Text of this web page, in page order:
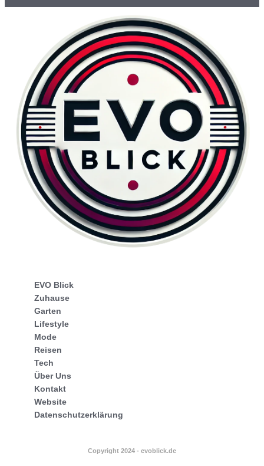
EVO Blick
Zuhause
Garten
Lifestyle
Mode
Reisen
Tech
Über Uns
Kontakt
Website
Datenschutzerklärung
Copyright 2024 - evoblick.de